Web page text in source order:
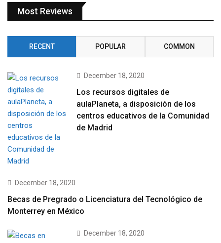
Most Reviews
RECENT POPULAR COMMON
December 18, 2020
Los recursos digitales de
aulaPlaneta, a disposición de los
centros educativos de la Comunidad
de Madrid
December 18, 2020
Becas de Pregrado o Licenciatura del Tecnológico de
Monterrey en México
December 18, 2020